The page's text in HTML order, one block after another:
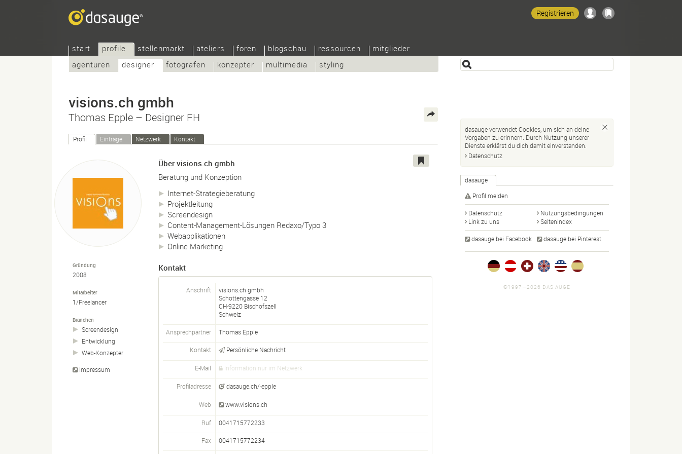
start
profile
agenturen
designer fotografen konzepter multimedia styling
stellenmarkt ateliers foren blogschau ressourcen mitglieder
Registrieren
visions.ch gmbh
Thomas Epple – Designer FH
Profil Einträge Netzwerk Kontakt
Gründung
2008
Mitarbeiter
1/Freelancer
Branchen
Screendesign
Entwicklung
Web-Konzepter
Impressum
Über visions.ch gmbh
Beratung und Konzeption
Internet-Strategieberatung
Projektleitung
Screendesign
Content-Management-Lösungen Redaxo/Typo 3
Webapplikationen
Online Marketing
Kontakt
Anschrift
visions.ch gmbh
Schottengasse 12
CH-9220 Bischofszell
Schweiz
Ansprechpartner Thomas Epple
Kontakt Persönliche Nachricht
E-Mail Information nur im Netzwerk
Profiladresse dasauge.ch/-epple
Web www.visions.ch
Ruf 0041715772233
Fax 0041715772234
dasauge verwendet Cookies, um sich an deine
Vorgaben zu erinnern. Durch Nutzung unserer
Dienste erklärst du dich damit einverstanden.
Datenschutz
dasauge
Profil melden
Datenschutz
Nutzungsbedingungen
Link zu uns
Seitenindex
dasauge bei Facebook dasauge bei Pinterest
©1997—2026 DAS AUGE